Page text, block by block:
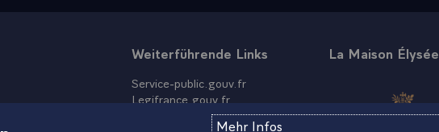
Weiterführende Links
Service-public.gouv.fr
Legifrance.gouv.fr
La Maison Élysée
Mehr Infos